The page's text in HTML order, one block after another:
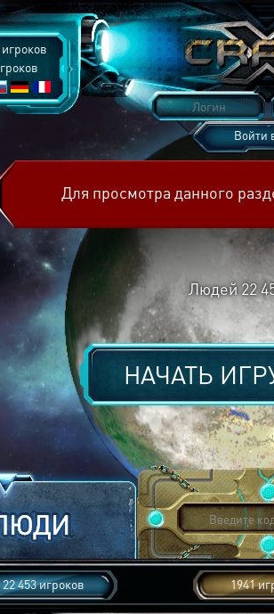
Войти
Для просмотра данного
Людей 22
НАЧАТЬ
22 453 игроков 1941